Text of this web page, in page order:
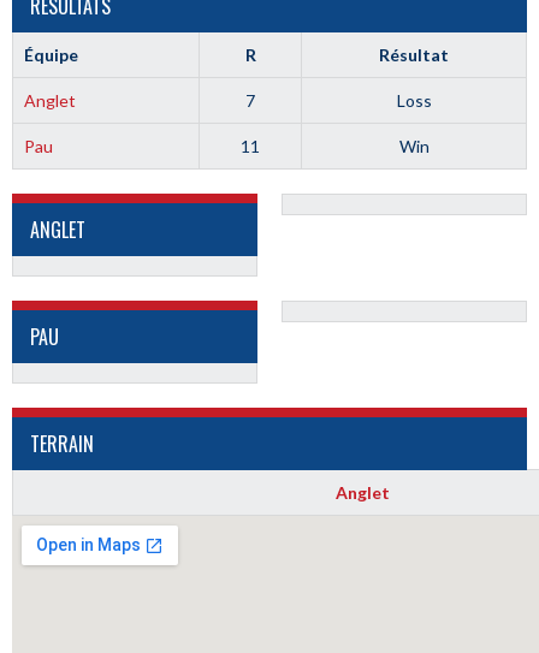
RÉSULTATS
Équipe R Résultat
Anglet 7 Loss
Pau 11 Win
ANGLET
PAU
TERRAIN
Anglet